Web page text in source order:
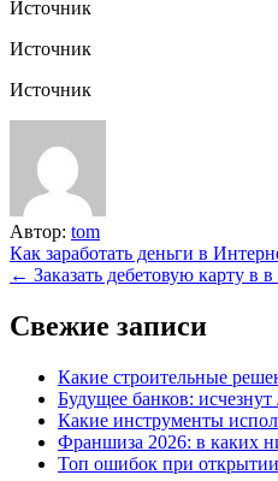
Источник
Источник
Источник
Автор: tom
Навигация
по
записям
Как заработать деньги в
← Заказать дебетовую карту в
Свежие записи
Какие строительные
Будущее банков:
Какие инструменты
Франшиза 2026: в каких
Топ ошибок при открытии